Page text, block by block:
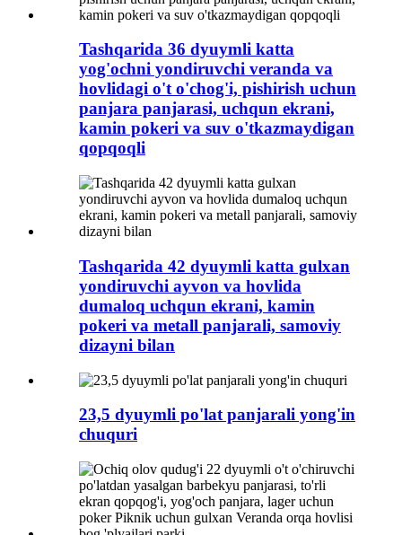
Tashqarida 36 dyuymli katta
yog'ochni yondiruvchi veranda va
hovlidagi o't o'chog'i, pishirish uchun
panjara panjarasi, uchqun ekrani,
kamin pokeri va suv o'tkazmaydigan
qopqoqli
Tashqarida 42 dyuymli katta gulxan
yondiruvchi ayvon va hovlida
dumaloq uchqun ekrani, kamin
pokeri va metall panjarali, samoviy
dizayni bilan
23,5 dyuymli po'lat panjarali yong'in
chuquri